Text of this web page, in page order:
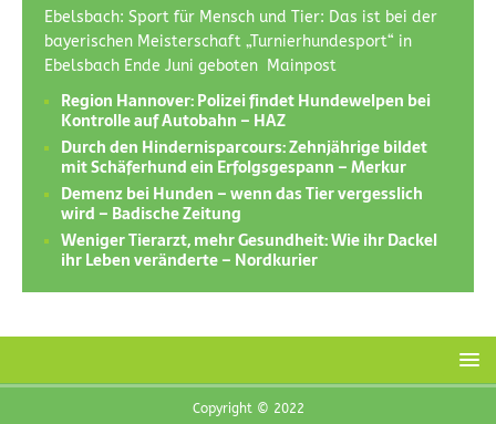
Ebelsbach: Sport für Mensch und Tier: Das ist bei der
bayerischen Meisterschaft „Turnierhundesport“ in
Ebelsbach Ende Juni geboten Mainpost
Region Hannover: Polizei findet Hundewelpen bei
Kontrolle auf Autobahn – HAZ
Durch den Hindernisparcours: Zehnjährige bildet
mit Schäferhund ein Erfolgsgespann – Merkur
Demenz bei Hunden – wenn das Tier vergesslich
wird – Badische Zeitung
Weniger Tierarzt, mehr Gesundheit: Wie ihr Dackel
ihr Leben veränderte – Nordkurier
Copyright © 2022